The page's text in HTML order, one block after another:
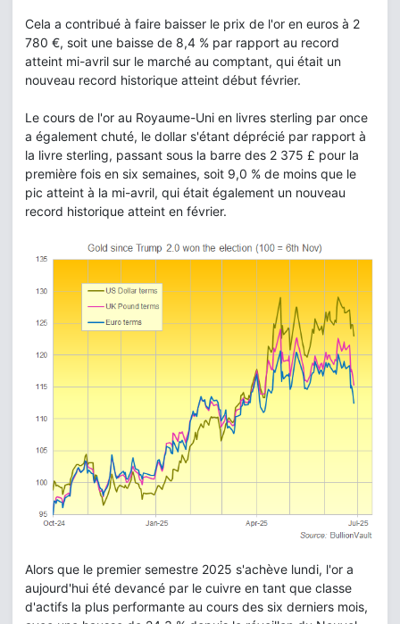
Cela a contribué à faire baisser le prix de l'or en euros à 2
780 €, soit une baisse de 8,4 % par rapport au record
atteint mi-avril sur le marché au comptant, qui était un
nouveau record historique atteint début février.
Le cours de l'or au Royaume-Uni en livres sterling par once
a également chuté, le dollar s'étant déprécié par rapport à
la livre sterling, passant sous la barre des 2 375 £ pour la
première fois en six semaines, soit 9,0 % de moins que le
pic atteint à la mi-avril, qui était également un nouveau
record historique atteint en février.
Alors que le premier semestre 2025 s'achève lundi, l'or a
aujourd'hui été devancé par le cuivre en tant que classe
d'actifs la plus performante au cours des six derniers mois,